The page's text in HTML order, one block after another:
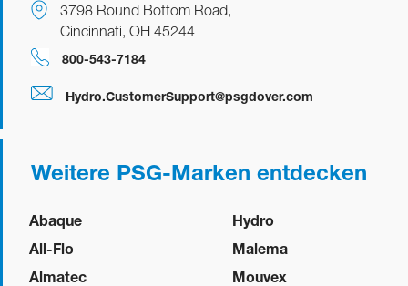
3798 Round Bottom Road,
Cincinnati, OH 45244
​​​​800-543-7184
Hydro.CustomerSupport@psgdover.com
Weitere PSG-Marken entdecken
Abaque
All-Flo
Almatec
Hydro
Malema
Mouvex